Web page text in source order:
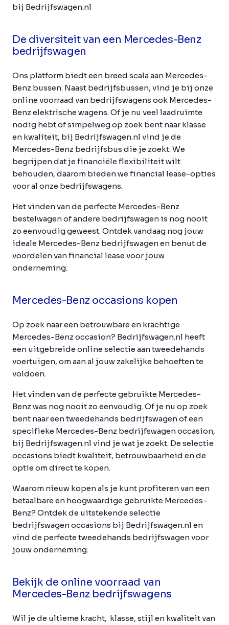
bij Bedrijfswagen.nl
De diversiteit van een Mercedes-Benz
bedrijfswagen
Ons platform biedt een breed scala aan Mercedes-
Benz bussen. Naast bedrijfsbussen, vind je bij onze
online voorraad van bedrijfswagens ook Mercedes-
Benz elektrische wagens. Of je nu veel laadruimte
nodig hebt of simpelweg op zoek bent naar klasse
en kwaliteit, bij Bedrijfswagen.nl vind je de
Mercedes-Benz bedrijfsbus die je zoekt. We
begrijpen dat je financiële flexibiliteit wilt
behouden, daarom bieden we financial lease-opties
voor al onze bedrijfswagens.
Het vinden van de perfecte Mercedes-Benz
bestelwagen of andere bedrijfswagen is nog nooit
zo eenvoudig geweest. Ontdek vandaag nog jouw
ideale Mercedes-Benz bedrijfswagen en benut de
voordelen van financial lease voor jouw
onderneming.
Mercedes-Benz occasions kopen
Op zoek naar een betrouwbare en krachtige
Mercedes-Benz occasion? Bedrijfswagen.nl heeft
een uitgebreide online selectie aan tweedehands
voertuigen, om aan al jouw zakelijke behoeften te
voldoen.
Het vinden van de perfecte gebruikte Mercedes-
Benz was nog nooit zo eenvoudig. Of je nu op zoek
bent naar een tweedehands bedrijfswagen of een
specifieke Mercedes-Benz bedrijfswagen occasion,
bij Bedrijfswagen.nl vind je wat je zoekt. De selectie
occasions biedt kwaliteit, betrouwbaarheid en de
optie om direct te kopen.
Waarom nieuw kopen als je kunt profiteren van een
betaalbare en hoogwaardige gebruikte Mercedes-
Benz? Ontdek de uitstekende selectie
bedrijfswagen occasions bij Bedrijfswagen.nl en
vind de perfecte tweedehands bedrijfswagen voor
jouw onderneming.
Bekijk de online voorraad van
Mercedes-Benz bedrijfswagens
Wil je de ultieme kracht, klasse, stijl en kwaliteit van